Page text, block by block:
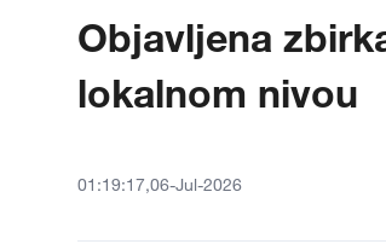
Objavljena
lokalnom nivou
01:19:17,06-Jul-2026